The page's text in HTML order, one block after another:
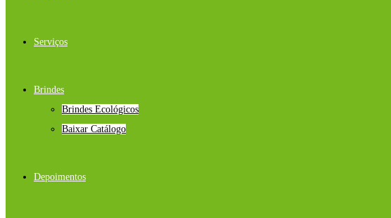
Serviços
Brindes
Brindes Ecológicos
Baixar Catálogo
Depoimentos